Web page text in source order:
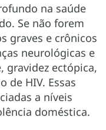
na saúde
Se não forem
graves e crônicos
neurológicas e
gravidez ectópica,
de HIV. Essas
a níveis
doméstica.